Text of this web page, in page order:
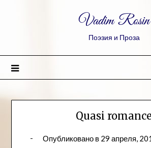
Vadim Rosin
Поэзия и Проза
Quasi
Опубликовано в 29 апреля,